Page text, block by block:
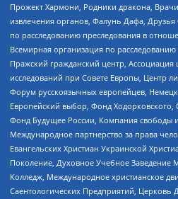
Прожект Хармони, Родники дракона,
извлечения органов, Фалунь Дафа,
по расследованию преследования в
Всемирная организация по
Пражский гражданский центр,
исследований при Совете Европы, Центр
Форум русскоязычных европейцев,
Европейский выбор, Фонд Ходорковского,
Фонд Будущее России, Компания свободы
Международное партнерство за права
Евангельских Христиан Украинской
Поколение, Духовное Учебное Заведение
Колледж, Международное христианское
Саентологических Предприятий, Церковь